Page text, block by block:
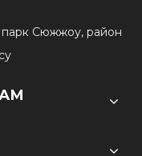
Сюжжоу, район